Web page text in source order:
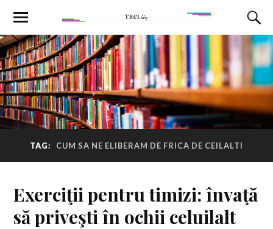
TAG: CUM SA NE ELIBERAM DE FRICA DE CEILALTI
Exerciţii pentru timizi: învaţă
să priveşti în ochii celuilalt